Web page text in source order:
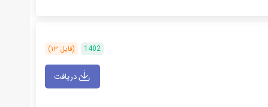
1402 (فایل ۱۳)
دریافت